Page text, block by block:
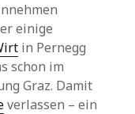
einige
in Pernegg
schon im
Graz. Damit
verlassen – ein